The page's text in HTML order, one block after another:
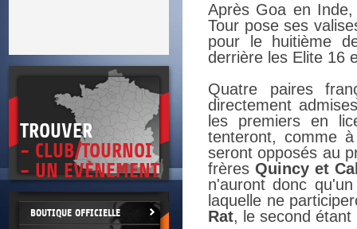
TROUVER
- CLUB/TOURNOI
- UN EVÈNEMENT
BOUTIQUE OFFICIELLE
Après Goa en
Tour pose ses
pour le huitième
derrière les Elite 16
Quatre paires
directement
les premiers en
tenteront, comme
seront opposés au
frèresQuincy et
n'auront donc
laquelle ne
Rat, le second étant